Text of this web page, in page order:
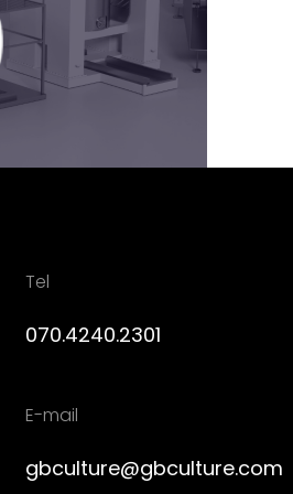
Tel
070.4240.2301
E-mail
gbculture@gbculture.com